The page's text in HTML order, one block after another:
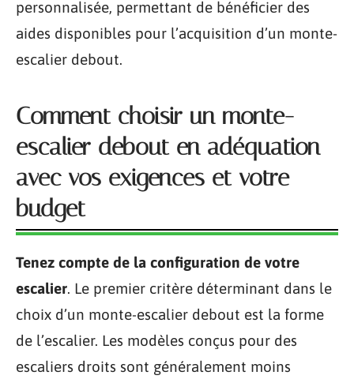
personnalisée, permettant de bénéficier des
aides disponibles pour l’acquisition d’un monte-
escalier debout.
Comment choisir un monte-
escalier debout en adéquation
avec vos exigences et votre
budget
Tenez compte de la configuration de votre
escalier. Le premier critère déterminant dans le
choix d’un monte-escalier debout est la forme
de l’escalier. Les modèles conçus pour des
escaliers droits sont généralement moins